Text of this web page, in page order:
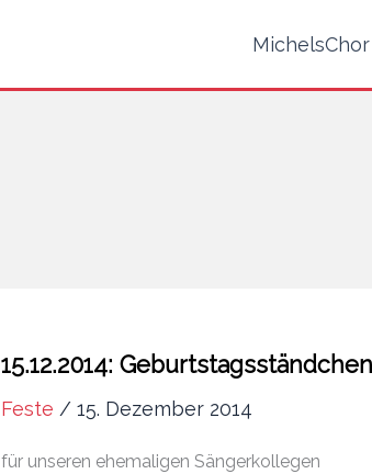
MichelsChor
15.12.2014: Geburtstagsständchen
Feste / 15. Dezember 2014
für unseren ehemaligen Sängerkollegen